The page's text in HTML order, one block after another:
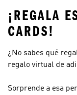
¡REGALA
CARDS!
¿No sabes qué
regalo virtual de
Sorprende a esa